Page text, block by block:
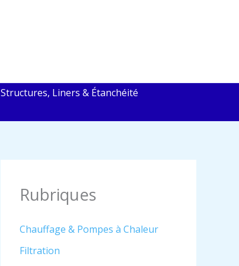
Structures, Liners & Étanchéité
Rubriques
Chauffage & Pompes à Chaleur
Filtration